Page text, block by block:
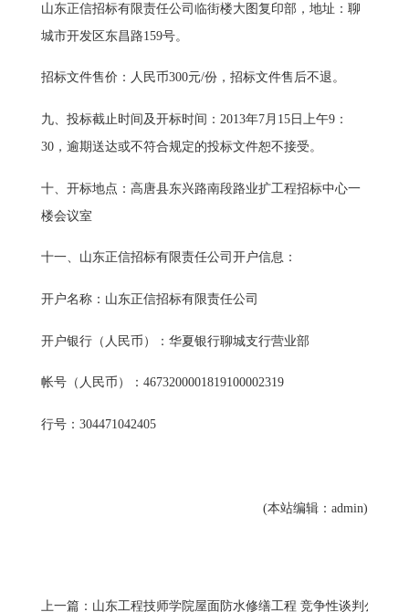
山东正信招标有限责任公司临街楼大图复印部，地址：聊
城市开发区东昌路159号。
招标文件售价：人民币300元/份，招标文件售后不退。
九、投标截止时间及开标时间：2013年7月15日上午9：
30，逾期送达或不符合规定的投标文件恕不接受。
十、开标地点：高唐县东兴路南段路业扩工程招标中心一
楼会议室
十一、山东正信招标有限责任公司开户信息：
开户名称：山东正信招标有限责任公司
开户银行（人民币）：华夏银行聊城支行营业部
帐号（人民币）：4673200001819100002319
行号：304471042405
(本站编辑：admin)
上一篇：山东工程技师学院屋面防水修缮工程 竞争性谈判公告